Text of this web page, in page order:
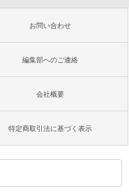
お問い合わせ
編集部へのご連絡
会社概要
特定商取引法に基づく表示